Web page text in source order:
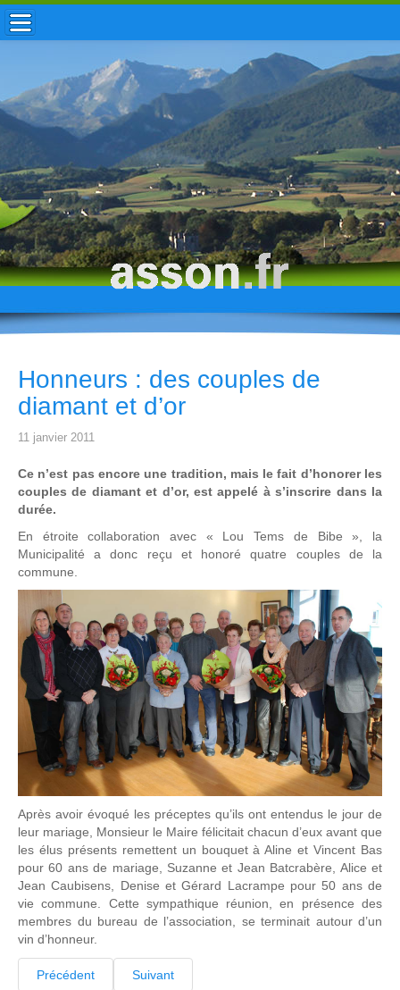
ACCUEIL / INFOS
MUNICIPALITÉ
VIE LOCALE
ENFANCE
TOURISME
HISTOIRE
Honneurs : des couples de
diamant et d’or
11 janvier 2011
Ce n’est pas encore une tradition, mais le fait d’honorer les
couples de diamant et d’or, est appelé à s’inscrire dans la
durée.
En étroite collaboration avec « Lou Tems de Bibe », la
Municipalité a donc reçu et honoré quatre couples de la
commune.
Après avoir évoqué les préceptes qu’ils ont entendus le jour de
leur mariage, Monsieur le Maire félicitait chacun d’eux avant que
les élus présents remettent un bouquet à Aline et Vincent Bas
pour 60 ans de mariage, Suzanne et Jean Batcrabère, Alice et
Jean Caubisens, Denise et Gérard Lacrampe pour 50 ans de
vie commune. Cette sympathique réunion, en présence des
membres du bureau de l’association, se terminait autour d’un
vin d’honneur.
Précédent Suivant